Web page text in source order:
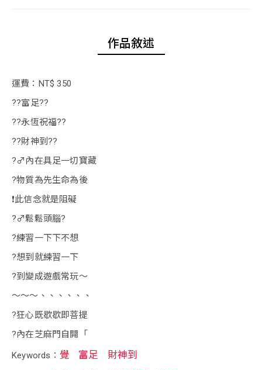
作品敘述
運費：NT$ 350
??富足??
??永恆祝福??
??財神到??
?‍♂️內在具足一切寶藏
?物質為先生命為後
❗️此信念就是阻礙
?‍♂️鬆鬆頭腦?
?練習一下下不想
?想到就練習一下
?到變成遊戲常玩～
～～～、、、、、、
?狂心既歇歇即菩提
?內在芝麻門自開「
Keywords： 覺 富足 財神到